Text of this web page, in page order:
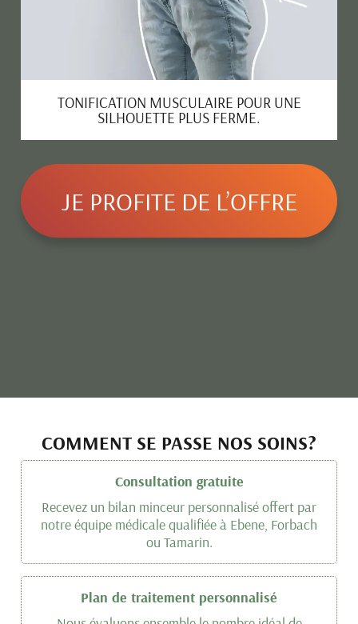
TONIFICATION MUSCULAIRE POUR UNE
SILHOUETTE PLUS FERME.
JE PROFITE DE L’OFFRE
COMMENT SE PASSE NOS SOINS?
Consultation gratuite
Recevez un bilan minceur personnalisé offert par
notre équipe médicale qualifiée à Ebene, Forbach
ou Tamarin.
Plan de traitement personnalisé